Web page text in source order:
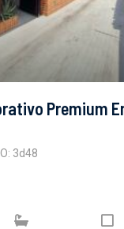
Premium
3d48